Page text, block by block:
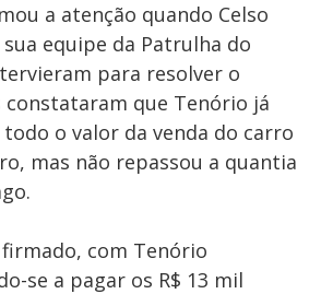
a atenção quando Celso
sua equipe da Patrulha do
para resolver o
constataram que Tenório já
o valor da venda do carro
mas não repassou a quantia
com Tenório
se a pagar os R$ 13 mil